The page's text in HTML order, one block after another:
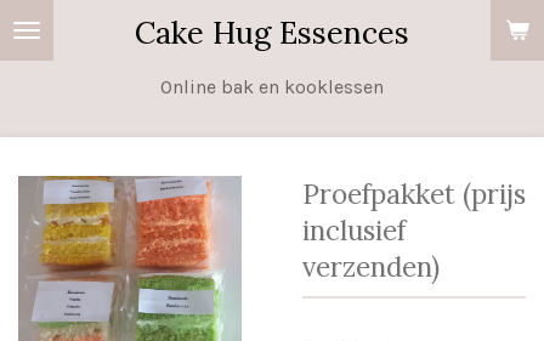
Ga
direct
Cake Hug Essences
Online bak en kooklessen
Proefpakket (prijs
inclusief
verzenden)